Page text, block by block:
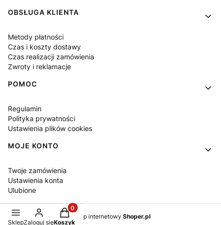
OBSŁUGA KLIENTA
Metody płatności
Czas i koszty dostawy
Czas realizacji zamówienia
Zwroty i reklamacje
POMOC
Regulamin
Polityka prywatności
Ustawienia plików cookies
MOJE KONTO
Twoje zamówienia
Ustawienia konta
Ulubione
Sklep internetowy Shoper.pl
SklepZaloguj się
Produkty w koszyku: 0. Zobacz szczegóły
Koszyk